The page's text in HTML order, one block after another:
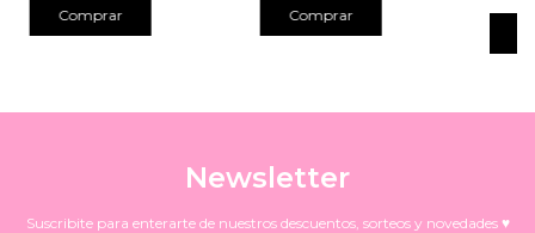
Comprar
Newsletter
Suscribite para enterarte de nuestros descuentos, sorteos y novedades ♥